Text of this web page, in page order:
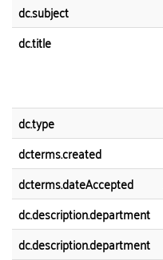
dc.subject
dc.title
dc.type
dcterms.created
dcterms.dateAccepted
dc.description.department
dc.description.department